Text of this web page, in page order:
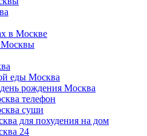
в Москве
Москвы
еды Москва
рождения Москва
телефон
суши
для похудения на дом
24